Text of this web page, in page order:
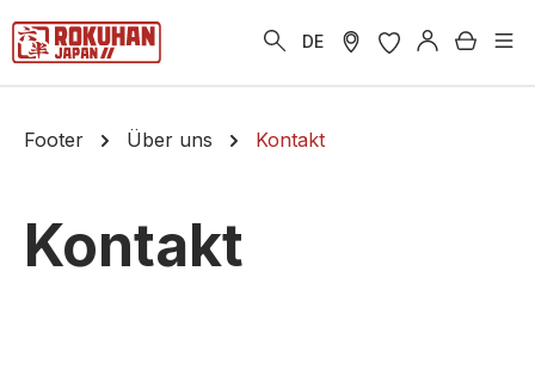
springen DE
Footer Über uns Kontakt
Kontakt